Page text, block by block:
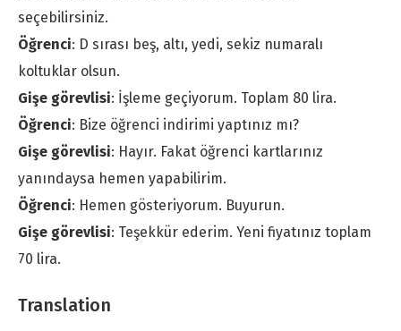
seçebilirsiniz.
Öğrenci: D sırası beş, altı, yedi, sekiz numaralı
koltuklar olsun.
Gişe görevlisi: İşleme geçiyorum. Toplam 80 lira.
Öğrenci: Bize öğrenci indirimi yaptınız mı?
Gişe görevlisi: Hayır. Fakat öğrenci kartlarınız
yanındaysa hemen yapabilirim.
Öğrenci: Hemen gösteriyorum. Buyurun.
Gişe görevlisi: Teşekkür ederim. Yeni fiyatınız toplam
70 lira.
Translation